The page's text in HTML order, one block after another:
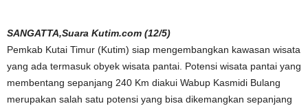
SANGATTA,Suara Kutim.com (12/5)
Pemkab Kutai Timur (Kutim) siap mengembangkan kawasan wisata
yang ada termasuk obyek wisata pantai. Potensi wisata pantai yang
membentang sepanjang 240 Km diakui Wabup Kasmidi Bulang
merupakan salah satu potensi yang bisa dikemangkan sepanjang